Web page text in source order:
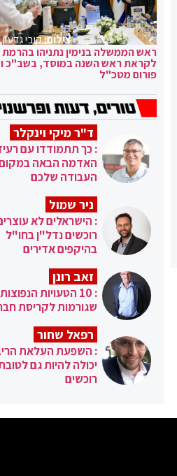
צילום:קובי
ראש הממשלה בנימין נתניהו בהרמת
לקראת ראש השנה במוסד, בשב"כ
פורום מטכ"ל
ד"ר מיקי וינקלר
: כך תתמודדו עם
האדמה הבאה
העבודה שלכם
ניר שמול
: הישראלים לא
רוכשים נדל"ן בחו"ל
בהיקפים אדירים
זאב רונן
: 10 הטעויות הנפוצות
שגורמות לקריסת
רפאל שחור
: השפעת העלאת
יכולה להיות גם
רוכשים